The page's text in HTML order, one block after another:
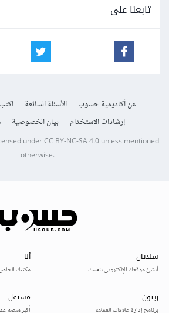
تابعنا على
عن أكاديمية حسوب الأسئلة الشائعة
إرشادات الاستخدام
بيان الخصوصية
underCC BY-NC-SA 4.0unless mentioned
otherwise.